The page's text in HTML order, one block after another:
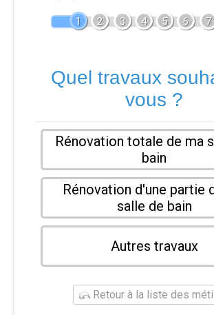
1 2 3 4 5 6 7
Quel travaux
vous ?
Rénovation totale de ma
bain
Rénovation d'une partie
salle de bain
Autres travaux
Retour à la liste des